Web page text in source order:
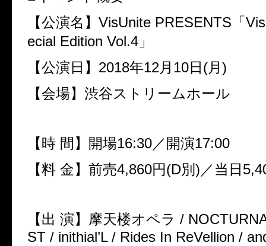
【公演名】 VisUnite PRESENTS 「
ecial Edition Vol.4 」
【公演日】 2018年12月 10日 (月 )
【会場】渋谷ストリームホール
【時 間】開場16:30／開演17:00
【料 金】前売4,860円(D別 ) ／当日
【出 演】摩天楼オペラ /
ST / inithial’L / Rides In ReVellion /